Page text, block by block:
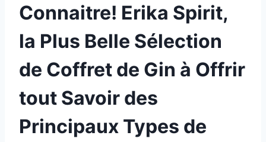
Connaitre! Erika Spirit,
la Plus Belle Sélection
de Coffret de Gin à Offrir
tout Savoir des
Principaux Types de